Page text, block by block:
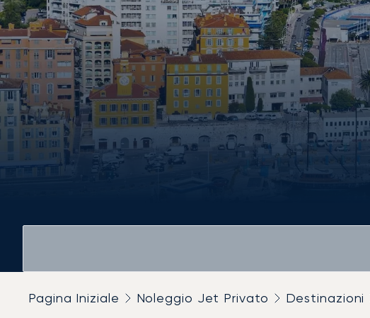
Pagina Iniziale Noleggio Jet Privato Destinazioni